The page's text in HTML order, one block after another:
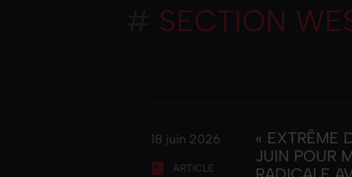
SECTION
18 juin 2026
ARTICLE
« EXTRÊME
JUIN POUR